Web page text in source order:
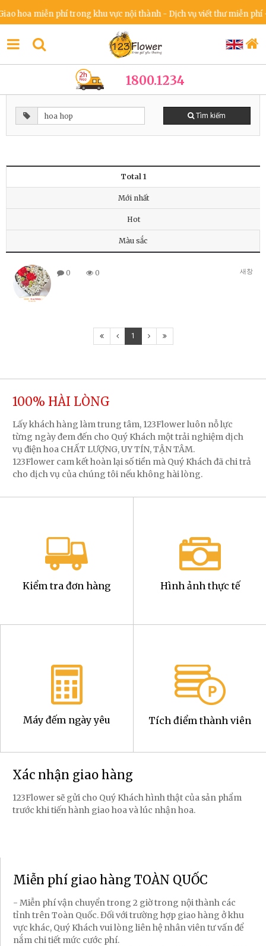
hoa miễn phí trong khu vực nội thành - Dịch vụ viết thư miễn phí -
1800.1234
Tìm kiếm
Total 1
Mới nhất
Hot
Màu sắc
새창
0 0
1
100% HÀI LÒNG
Lấy khách hàng làm trung tâm, 123Flower luôn nỗ lực
từng ngày đem đến cho Quý Khách một trải nghiệm dịch
vụ điện hoa CHẤT LƯỢNG, UY TÍN, TẬN TÂM.
123Flower cam kết hoàn lại số tiền mà Quý Khách đã chi trả
cho dịch vụ của chúng tôi nếu không hài lòng.
Kiểm tra đơn hàng Hình ảnh thực tế
Máy đếm ngày yêu Tích điểm thành viên
Xác nhận giao hàng
123Flower sẽ gửi cho Quý Khách hình thật của sản phẩm
trước khi tiến hành giao hoa và lúc nhận hoa.
Miễn phí giao hàng TOÀN QUỐC
- Miễn phí vận chuyển trong 2 giờ trong nội thành các
tỉnh trên Toàn Quốc. Đối với trường hợp giao hàng ở khu
vực khác, Quý Khách vui lòng liên hệ nhân viên tư vấn để
nắm chi tiết mức cước phí.